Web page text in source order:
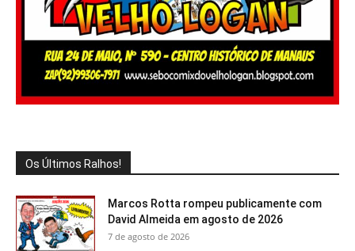
Os Últimos Ralhos!
Marcos Rotta rompeu publicamente com
David Almeida em agosto de 2026
7 de agosto de 2026